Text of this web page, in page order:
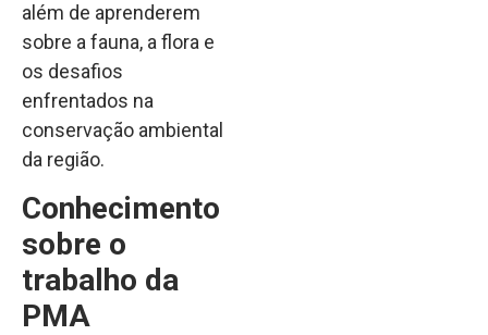
além de aprenderem
sobre a fauna, a flora e
os desafios
enfrentados na
conservação ambiental
da região.
Conhecimento
sobre o
trabalho da
PMA